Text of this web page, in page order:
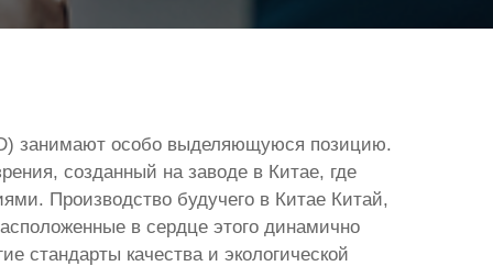
занимают особо выделяющуюся позицию.
созданный на заводе в Китае, где
Производство будучего в Китае Китай,
в сердце этого динамично
стандарты качества и экологической